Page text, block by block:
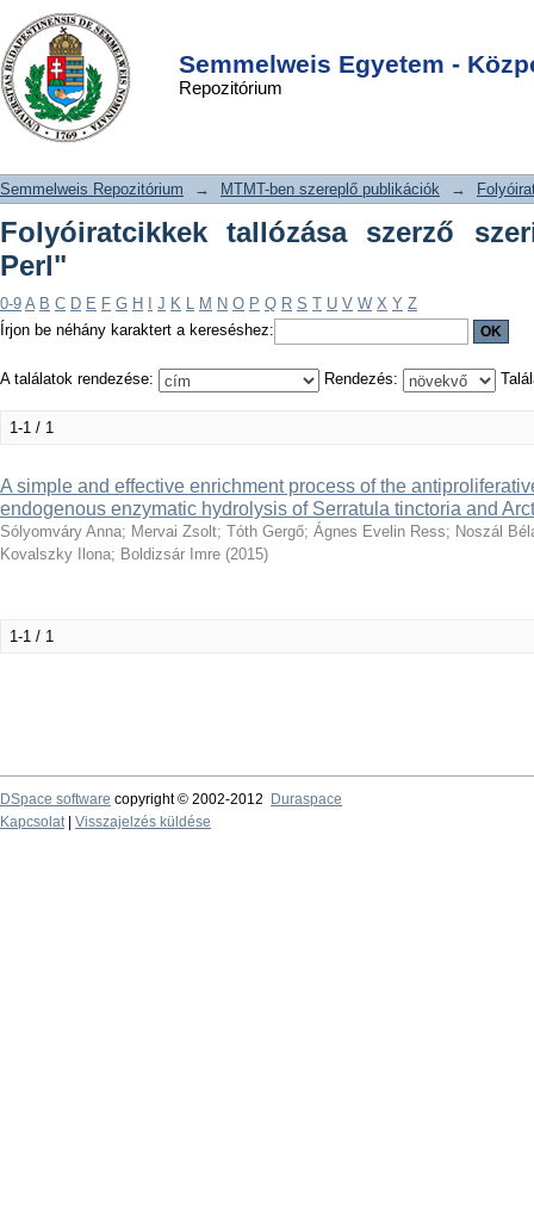
Semmelweis Egyetem -
Repozitórium
Folyóiratcikkek tallózása szerző
szerint "Ibolya Molnár-Perl"
DSpace/Manakin Repository
Semmelweis Repozitórium → MTMT-ben szereplő publikációk →
Folyóiratcikkek tallózása szerző
Perl"
0-9 A B C D E F G H J K L M N O P Q R S T U V W X Y Z
Írjon be néhány karaktert a kereséshez:
A találatok rendezése: Rendezés:
1-1 / 1
A simple and effective enrichment process of the
endogenous enzymatic hydrolysis of Serratula tinctoria and
Sólyomváry Anna; Mervai Zsolt; Tóth Gergő; Ágnes Evelin Ress; Noszál
Kovalszky Ilona; Boldizsár Imre (2015)
1-1 / 1
DSpace software copyright © 2002-2012
Duraspace
Kapcsolat| Visszajelzés küldése